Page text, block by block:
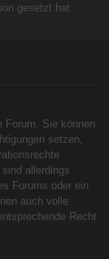
gesetzt hat.
Forum. Sie können
setzen,
allerdings
Forums oder ein
auch volle
Recht